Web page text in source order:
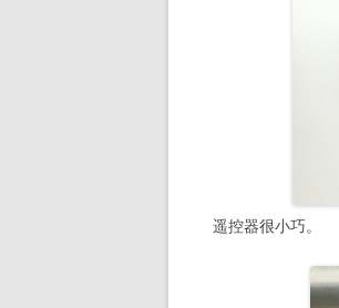
遥控器很小巧。